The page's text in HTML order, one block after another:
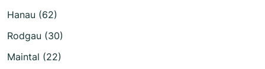
Hanau (62)
Rodgau (30)
Maintal (22)